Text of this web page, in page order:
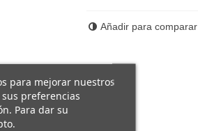
Añadir para comparar
para mejorar nuestros
preferencias
Para dar su